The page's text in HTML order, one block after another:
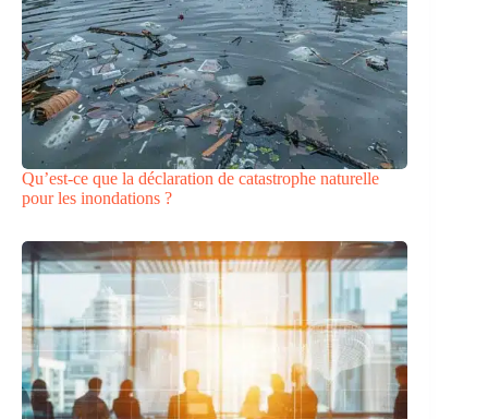
Qu’est-ce que la déclaration de catastrophe naturelle
pour les inondations ?